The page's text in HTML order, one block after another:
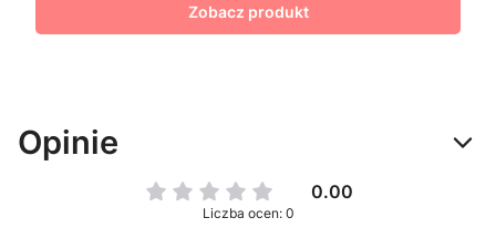
Zobacz produkt
Opinie
0.00
Liczba ocen: 0